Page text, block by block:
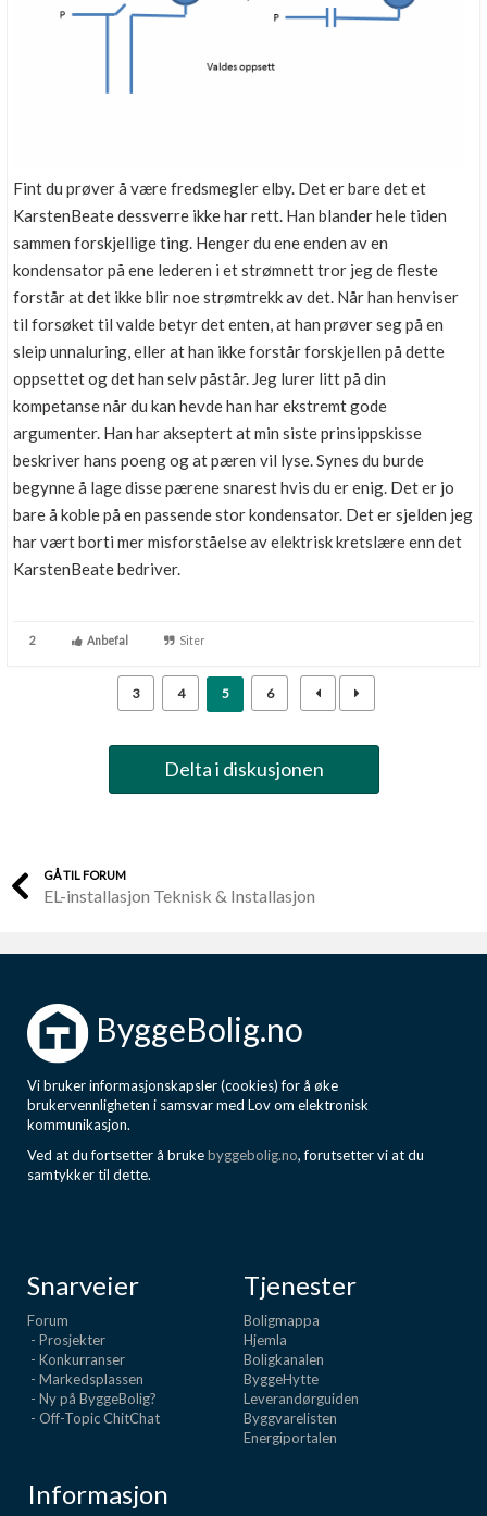
Fint du prøver å være fredsmegler elby. Det er bare det et
KarstenBeate dessverre ikke har rett. Han blander hele tiden
sammen forskjellige ting. Henger du ene enden av en
kondensator på ene lederen i et strømnett tror jeg de fleste
forstår at det ikke blir noe strømtrekk av det. Når han henviser
til forsøket til valde betyr det enten, at han prøver seg på en
sleip unnaluring, eller at han ikke forstår forskjellen på dette
oppsettet og det han selv påstår. Jeg lurer litt på din
kompetanse når du kan hevde han har ekstremt gode
argumenter. Han har akseptert at min siste prinsippskisse
beskriver hans poeng og at pæren vil lyse. Synes du burde
begynne å lage disse pærene snarest hvis du er enig. Det er jo
bare å koble på en passende stor kondensator. Det er sjelden jeg
har vært borti mer misforståelse av elektrisk kretslære enn det
KarstenBeate bedriver.
2 Anbefal Siter
3 4 5 6
Delta i diskusjonen
GÅ TIL FORUM
EL-installasjon Teknisk & Installasjon
ByggeBolig.no
Vi bruker informasjonskapsler (cookies) for å øke
brukervennligheten i samsvar med Lov om elektronisk
kommunikasjon.
Ved at du fortsetter å brukebyggebolig.no, forutsetter vi at du
samtykker til dette.
Snarveier
Forum
- Prosjekter
- Konkurranser
- Markedsplassen
- Ny på ByggeBolig?
- Off-Topic ChitChat
Tjenester
Boligmappa
Hjemla
Boligkanalen
ByggeHytte
Leverandørguiden
Byggvarelisten
Energiportalen
Informasjon